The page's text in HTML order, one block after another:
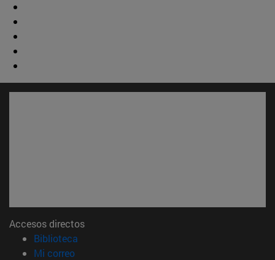
Accesos directos
Biblioteca
Mi correo(abre en nueva ventana)